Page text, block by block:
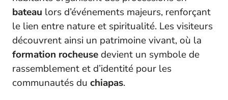
bateau lors d’événements majeurs, renforçant
le lien entre nature et spiritualité. Les visiteurs
découvrent ainsi un patrimoine vivant, où la
formation rocheuse devient un symbole de
rassemblement et d’identité pour les
communautés du chiapas.